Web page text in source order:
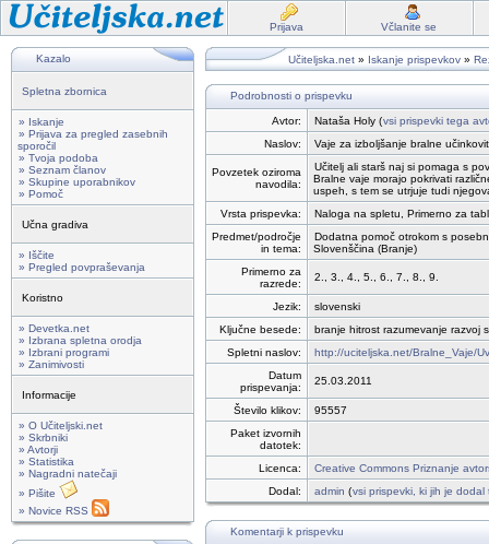
Prijava Včlanite se
Kazalo
Spletna zbornica
» Iskanje
» Prijava za pregled zasebnih
sporočil
» Tvoja podoba
» Seznam članov
» Skupine uporabnikov
» Pomoč
Učna gradiva
» Iščite
» Pregled povpraševanja
Koristno
» Devetka.net
» Izbrana spletna orodja
» Izbrani programi
» Zanimivosti
Informacije
» O Učiteljski.net
» Skrbniki
» Avtorji
» Statistika
» Nagradni natečaji
» Pišite
» Novice RSS
Učiteljska.net » Iskanje prispevkov »
Podrobnosti o prispevku
Avtor: Nataša Holy (vsi prispevki tega
Naslov:
Vaje za izboljšanje bralne
Povzetek oziroma
navodila:
Učitelj ali starš naj si pomaga s
Bralne vaje morajo pokrivati
uspeh, s tem se utrjuje tudi
Vrsta prispevka:
Naloga na spletu, Primerno za
Predmet/področje
in tema:
Dodatna pomoč otrokom s
Slovenščina (Branje)
Primerno za
razrede:
2., 3., 4., 5., 6., 7., 8., 9.
Jezik:
slovenski
Ključne besede:
branje hitrost razumevanje razvoj
Spletni naslov:
http://uciteljska.net/Bralne_Vaje/
Datum
prispevanja:
25.03.2011
Število klikov:
95557
Paket izvornih
datotek:
Licenca:
Creative Commons Priznanje
Dodal:
admin (vsi prispevki, ki jih je dodal
Komentarji k prispevku